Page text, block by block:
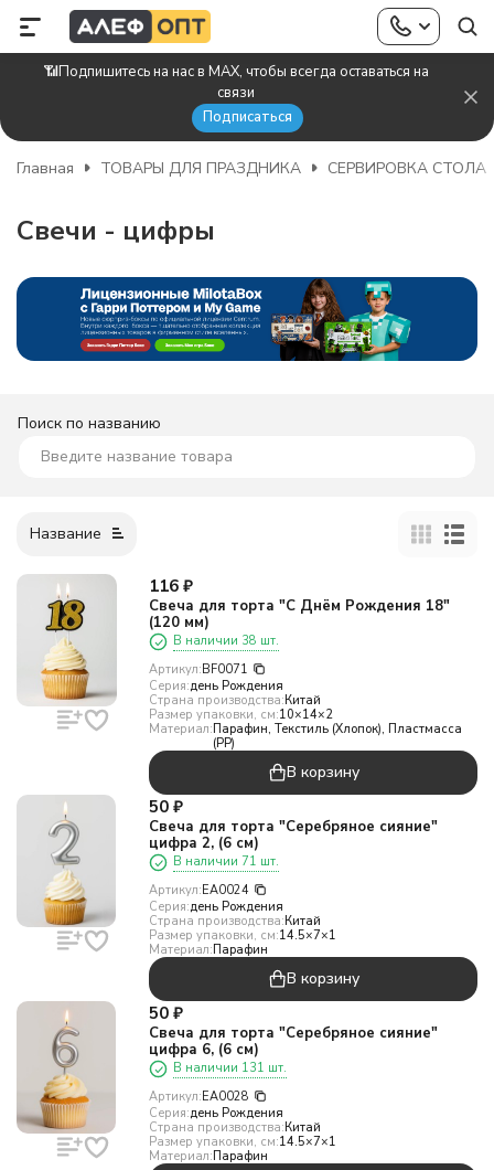
📶Подпишитесь на нас в MAX, чтобы всегда оставаться на
связи
Подписаться
Главная ТОВАРЫ ДЛЯ ПРАЗДНИКА СЕРВИРОВКА СТОЛА
Свечи - цифры
Поиск по названию
Название
116 ₽
Свеча для торта "С Днём Рождения 18"
(120 мм)
В наличии 38 шт.
Артикул:BF0071
Серия:день Рождения
Страна производства:Китай
Размер упаковки, см:10×14×2
Материал:Парафин, Текстиль (Хлопок), Пластмасса
(PP)
В корзину
50 ₽
Свеча для торта "Серебряное сияние"
цифра 2, (6 см)
В наличии 71 шт.
Артикул:EA0024
Серия:день Рождения
Страна производства:Китай
Размер упаковки, см:14.5×7×1
Материал:Парафин
В корзину
50 ₽
Свеча для торта "Серебряное сияние"
цифра 6, (6 см)
В наличии 131 шт.
Артикул:EA0028
Серия:день Рождения
Страна производства:Китай
Размер упаковки, см:14.5×7×1
Материал:Парафин